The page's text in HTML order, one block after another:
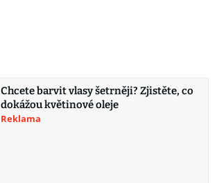
Chcete barvit vlasy šetrněji? Zjistěte, co
dokážou květinové oleje
Reklama